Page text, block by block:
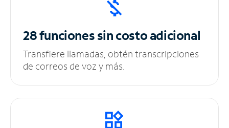
28 funciones sincosto adicional
Transfiere llamadas, obtén transcripciones
de correos de voz y más.